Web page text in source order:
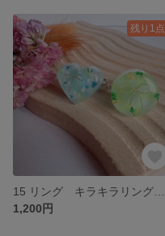
残り1点
1,200円